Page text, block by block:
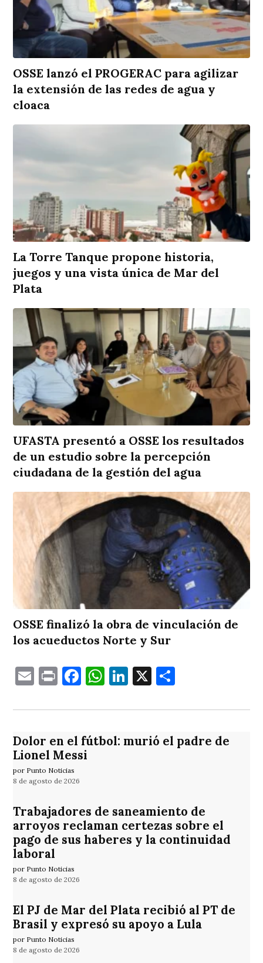
OSSE lanzó el PROGERAC para agilizar
la extensión de las redes de agua y
cloaca
La Torre Tanque propone historia,
juegos y una vista única de Mar del
Plata
UFASTA presentó a OSSE los resultados
de un estudio sobre la percepción
ciudadana de la gestión del agua
OSSE finalizó la obra de vinculación de
los acueductos Norte y Sur
EmailPrintFacebook
WhatsApp
LinkedIn
X
Dolor en el fútbol: murió el padre de
Lionel Messi
por Punto Noticias
8 de agosto de 2026
Trabajadores de saneamiento de
arroyos reclaman certezas sobre el
pago de sus haberes y la continuidad
laboral
por Punto Noticias
8 de agosto de 2026
El PJ de Mar del Plata recibió al PT de
Brasil y expresó su apoyo a Lula
por Punto Noticias
8 de agosto de 2026